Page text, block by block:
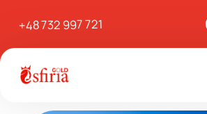
+48 732 997 721